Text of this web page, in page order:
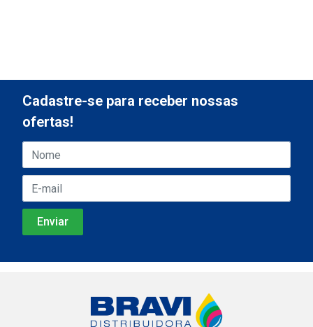
Cadastre-se para receber nossas
ofertas!